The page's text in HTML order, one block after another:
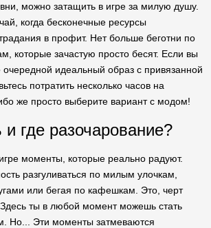
можно затащить в игре за милую душу.
когда бесконечные ресурсы
в профит. Нет больше беготни по
которые зачастую просто бесят. Если вы
очередной идеальный образ с привязанной
потратить несколько часов на
же просто выберите вариант с модом!
и где разочарование?
моменты, которые реально радуют.
разгуливаться по милым улочкам,
или бегая по кафешкам. Это, черт
ты в любой момент можешь стать
Но... Эти моменты затмеваются